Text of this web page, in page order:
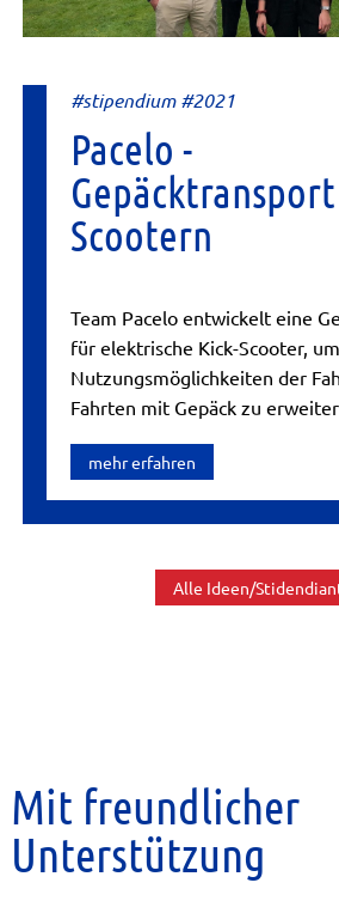
#stipendium #2021
Pacelo -
Scootern
Team Pacelo entwickelt eine
für elektrische Kick-Scooter,
Nutzungsmöglichkeiten der
Fahrten mit Gepäck zu
mehr erfahren
Alle Ideen/
Mit freundlicher
Unterstützung